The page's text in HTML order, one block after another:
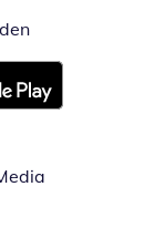
Öffnet in
Fenster